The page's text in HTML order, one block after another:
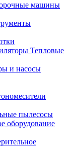
машины
Тепловые
и насосы
пылесосы
оборудование